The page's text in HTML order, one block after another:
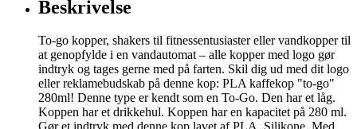
Beskrivelse
To-go kopper, shakers til fitnessentusiaster eller vandkopper til
at genopfylde i en vandautomat – alle kopper med logo gør
indtryk og tages gerne med på farten. Skil dig ud med dit logo
eller reklamebudskab på denne kop: PLA kaffekop "to-go"
280ml! Denne type er kendt som en To-Go. Den har et låg.
Koppen har et drikkehul. Koppen har en kapacitet på 280 ml.